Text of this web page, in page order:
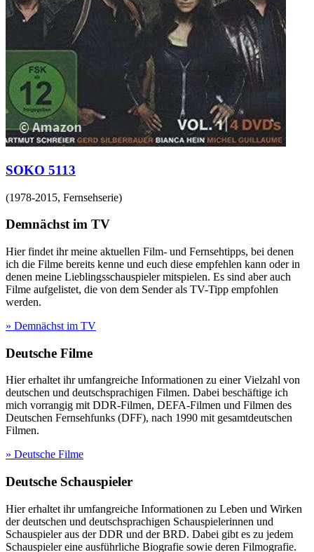
SOKO 5113
(1978-2015, Fernsehserie)
Demnächst im TV
Hier findet ihr meine aktuellen Film- und Fernsehtipps, bei denen
ich die Filme bereits kenne und euch diese empfehlen kann oder in
denen meine Lieblingsschauspieler mitspielen. Es sind aber auch
Filme aufgelistet, die von dem Sender als TV-Tipp empfohlen
werden.
» Demnächst im TV
Deutsche Filme
Hier erhaltet ihr umfangreiche Informationen zu einer Vielzahl von
deutschen und deutschsprachigen Filmen. Dabei beschäftige ich
mich vorrangig mit DDR-Filmen, DEFA-Filmen und Filmen des
Deutschen Fernsehfunks (DFF), nach 1990 mit gesamtdeutschen
Filmen.
» Deutsche Filme
Deutsche Schauspieler
Hier erhaltet ihr umfangreiche Informationen zu Leben und Wirken
der deutschen und deutschsprachigen Schauspielerinnen und
Schauspieler aus der DDR und der BRD. Dabei gibt es zu jedem
Schauspieler eine ausführliche Biografie sowie deren Filmografie.